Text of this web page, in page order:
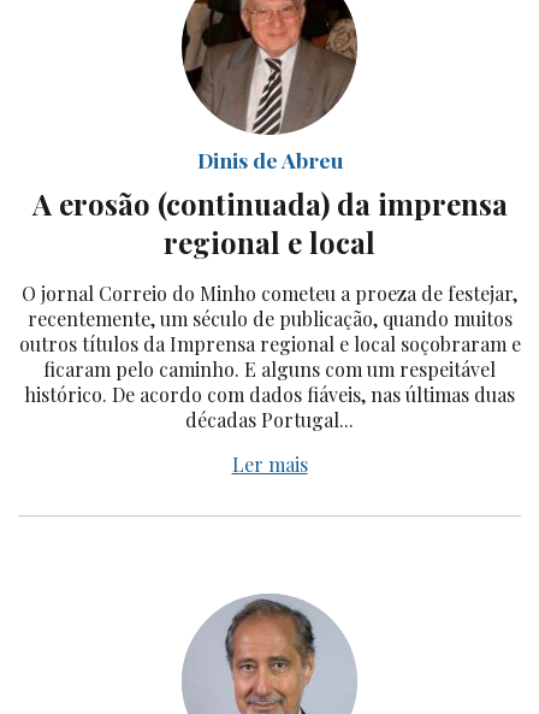
Dinis de Abreu
A erosão (continuada) da imprensa
regional e local
O jornal Correio do Minho cometeu a proeza de festejar,
recentemente, um século de publicação, quando muitos
outros títulos da Imprensa regional e local soçobraram e
ficaram pelo caminho. E alguns com um respeitável
histórico. De acordo com dados fiáveis, nas últimas duas
décadas Portugal...
Ler mais